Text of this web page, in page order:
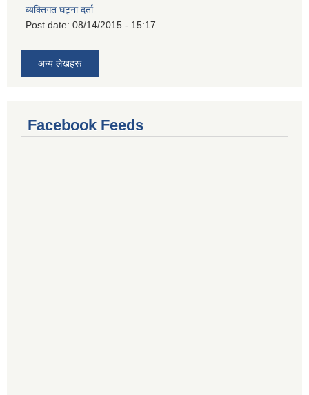
ब्यक्तिगत घट्ना दर्ता
Post date: 08/14/2015 - 15:17
अन्य लेखहरू
Facebook Feeds